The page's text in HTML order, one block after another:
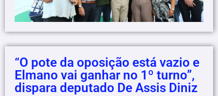
“O pote da oposição está vazio e
Elmano vai ganhar no 1º turno”,
dispara deputado De Assis Diniz